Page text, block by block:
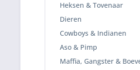
Heksen & Tovenaar
Dieren
Cowboys & Indianen
Aso & Pimp
Maffia, Gangster &